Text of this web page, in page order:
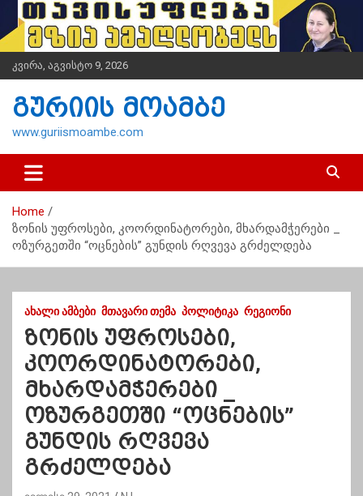
i
t
n
კვირა, აგვისტო 9, 2026
გურიის მოამბე
www.guriismoambe.com
Home
ზონის უფროსები, კოორდინატორები, მხარდამჭერები _
ოზურგეთში “ოცნების” გუნდის რღვევა გრძელდება
ᲐᲮᲐᲚᲘ ᲐᲛᲑᲔᲑᲘ ᲛᲗᲐᲕᲐᲠᲘ ᲗᲔᲛᲐ ᲞᲝᲚᲘᲢᲘᲙᲐ ᲠᲔᲒᲘᲝᲜᲘ
ზონის უფროსები,
კოორდინატორები,
მხარდამჭერები _
ოზურგეთში “ოცნების”
გუნდის რღვევა
გრძელდება